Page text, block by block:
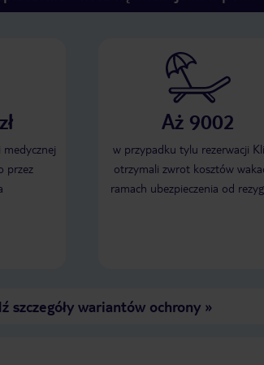
medycznej
przez
Aż 9002
w przypadku tylu rezerwacji
otrzymali zwrot kosztów
ramach ubezpieczenia od
szczegóły wariantów ochrony»